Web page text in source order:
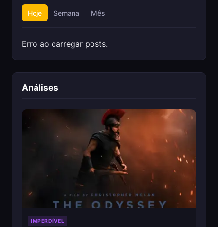
Hoje Semana Mês
Erro ao carregar posts.
Análises
IMPERDÍVEL